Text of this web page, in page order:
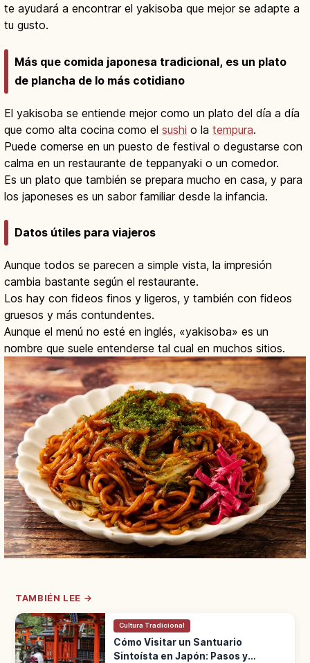
te ayudará a encontrar el yakisoba que mejor se adapte a
tu gusto.
Más que comida japonesa tradicional, es un plato
de plancha de lo más cotidiano
El yakisoba se entiende mejor como un plato del día a día
que como alta cocina como el sushi o la tempura.
Puede comerse en un puesto de festival o degustarse con
calma en un restaurante de teppanyaki o un comedor.
Es un plato que también se prepara mucho en casa, y para
los japoneses es un sabor familiar desde la infancia.
Datos útiles para viajeros
Aunque todos se parecen a simple vista, la impresión
cambia bastante según el restaurante.
Los hay con fideos finos y ligeros, y también con fideos
gruesos y más contundentes.
Aunque el menú no esté en inglés, «yakisoba» es un
nombre que suele entenderse tal cual en muchos sitios.
TAMBIÉN LEE →
Cultura Tradicional
Cómo Visitar un Santuario
Sintoísta en Japón: Pasos y